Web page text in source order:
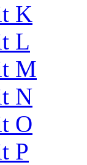
K
L
M
N
O
P